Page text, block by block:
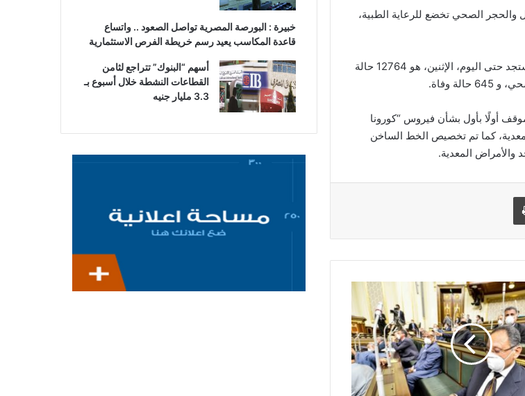
والحجر الصحي تخضع للرعاية الطبية،
وذكر “مجاهد” أن إجمالي العدد الذي تم تسجيله في مصر بفيروس كورونا المستجد حتى اليوم، الإثنين، هو 12764 حالة
أولًا بأول بشأن فيروس “كورونا
معدية، كما تم تخصيص الخط الساخن
طباعة
خبيرة : البورصة المصرية تواصل الصعود .. واتساع
قاعدة المكاسب يعيد رسم خريطة الفرص الاستثمارية
أسهم “البنوك” تتراجع لثامن
القطاعات النشطة خلال أسبوع بـ
3.3 مليار جنيه